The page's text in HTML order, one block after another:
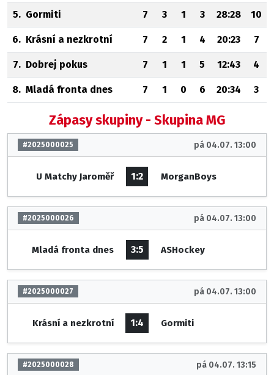
5. Gormiti 7 3 1 3 28:28 10
6. Krásní a nezkrotní 7 2 1 4 20:23 7
7. Dobrej pokus 7 1 1 5 12:43 4
8. Mladá fronta dnes 7 1 0 6 20:34 3
Zápasy skupiny - Skupina MG
#2025000025 pá 04.07. 13:00
U Matchy Jaroměř 1:2 MorganBoys
#2025000026 pá 04.07. 13:00
Mladá fronta dnes 3:5 ASHockey
#2025000027 pá 04.07. 13:00
Krásní a nezkrotní 1:4 Gormiti
#2025000028 pá 04.07. 13:15